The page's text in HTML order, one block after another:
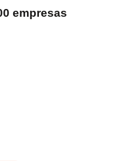
empresas